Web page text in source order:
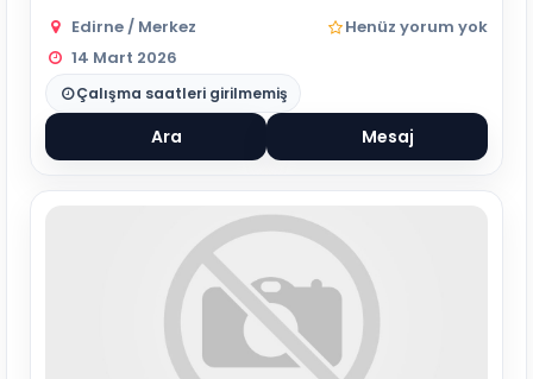
Edirne / Merkez
Henüz yorum yok
14 Mart 2026
Çalışma saatleri girilmemiş
Ara Mesaj